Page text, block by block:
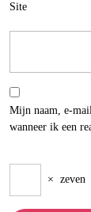
Site
Mijn naam, e-
wanneer ik een
× zeven